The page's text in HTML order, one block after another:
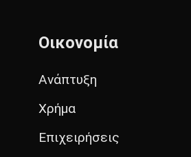
Οικονομία
Ανάπτυξη
Χρήμα
Επιχειρήσεις